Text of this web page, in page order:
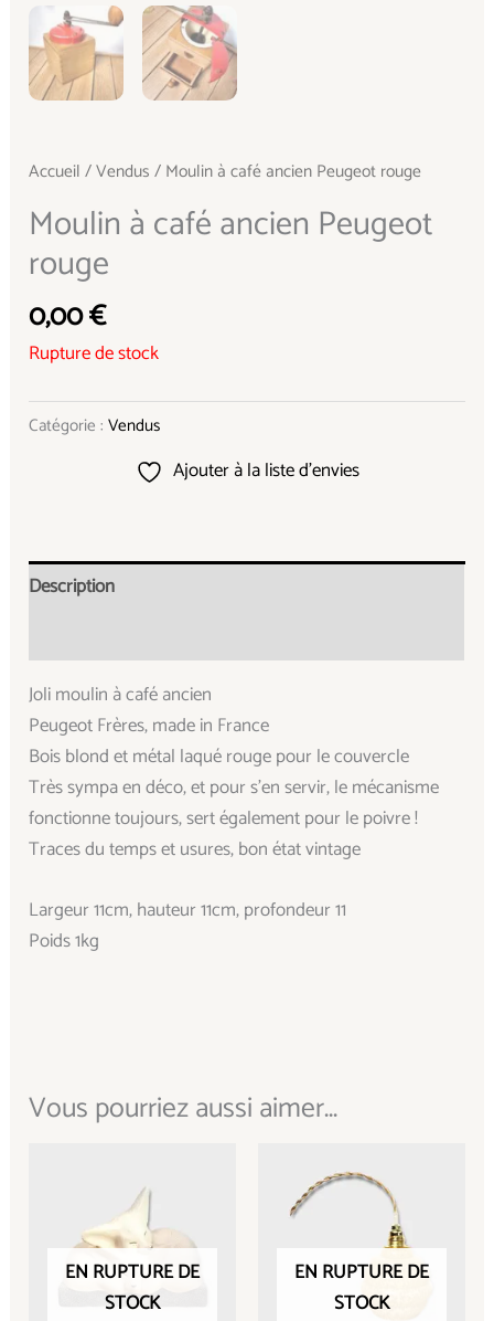
Accueil /Vendus / Moulin à café ancien Peugeot rouge
Moulin à café ancien Peugeot
rouge
0,00€
Rupture de stock
Catégorie :Vendus
Ajouter à la liste d’envies
Description
Joli moulin à café ancien
Peugeot Frères, made in France
Bois blond et métal laqué rouge pour le couvercle
Très sympa en déco, et pour s’en servir, le mécanisme
fonctionne toujours, sert également pour le poivre !
Traces du temps et usures, bon état vintage
Largeur 11cm, hauteur 11cm, profondeur 11
Poids 1kg
Vous pourriez aussi aimer...
EN RUPTURE DE
STOCK
EN RUPTURE DE
STOCK